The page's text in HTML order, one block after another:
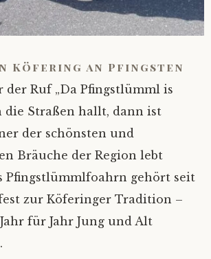
Köfering an Pfingsten
der Ruf „Da Pfingstlümml is
die Straßen hallt, dann ist
der schönsten und
Bräuche der Region lebt
Pfingstlümmlfoahrn gehört seit
zur Köferinger Tradition –
für Jahr Jung und Alt